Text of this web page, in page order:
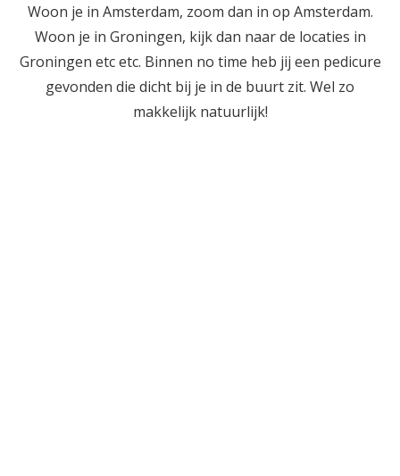
Woon je in Amsterdam, zoom dan in op Amsterdam.
Woon je in Groningen, kijk dan naar de locaties in
Groningen etc etc. Binnen no time heb jij een pedicure
gevonden die dicht bij je in de buurt zit. Wel zo
makkelijk natuurlijk!